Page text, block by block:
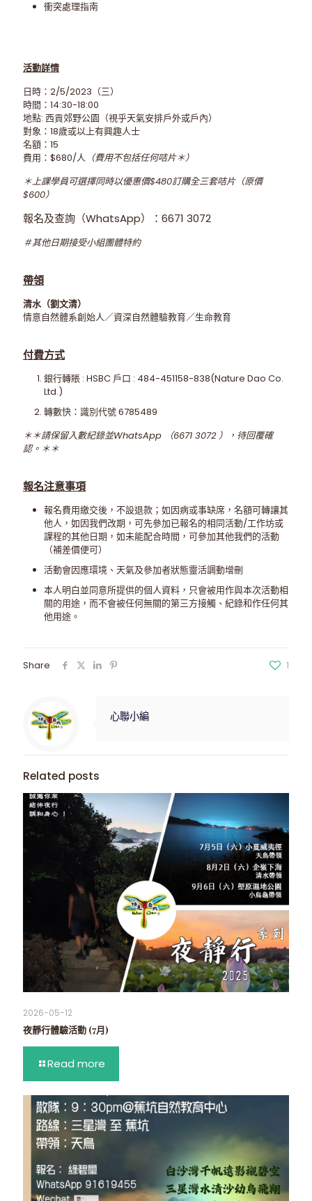
衝突處理指南
活動詳情
日時：2/5/2023（三）
時間：14:30-18:00
地點: 西貢郊野公園（視乎天氣安排戶外或戶內）
對象：18歲或以上有興趣人士
名額：15
費用：$680/人 （費用不包括任何咭片＊）
＊上課學員可選擇同時以優惠價$480訂購全三套咭片（原價
$600）
報名及查詢 （WhatsApp） ： 6671 3072
＃其他日期接受小組團體特約
帶領
清水（劉文清）
情意自然體系創始人／資深自然體驗教育／生命教育
付費方式
銀行轉賬 : HSBC 戶口 : 484-451158-838(Nature Dao Co.
Ltd.)
轉數快：識別代號 6785489
＊＊請保留入數紀錄並WhatsApp （6671 3072 ），待回覆確
認。＊＊
報名注意事項
報名費用繳交後，不設退款；如因病或事缺席，名額可轉讓其
他人，如因我們改期，可先參加已報名的相同活動/工作坊或
課程的其他日期，如未能配合時間，可參加其他我們的活動
（補差價便可）
活動會因應環境、天氣及參加者狀態靈活調動增刪
本人明白並同意所提供的個人資料，只會被用作與本次活動相
關的用途，而不會被任何無關的第三方接觸、紀錄和作任何其
他用途。
Share 1
心聯小編
Related posts
2026-05-12
夜靜行體驗活動 (7月)
Read more